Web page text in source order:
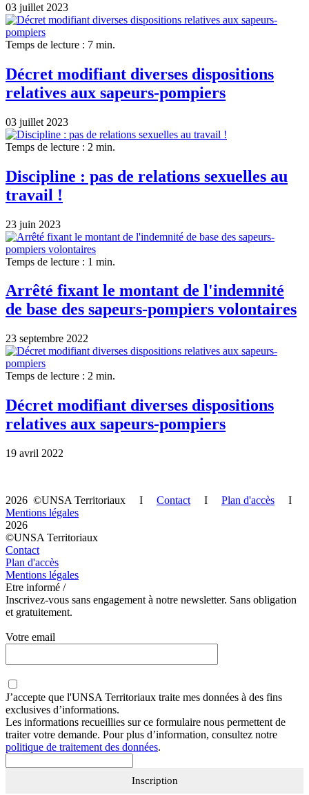
03 juillet 2023
Temps de lecture : 7 min.
Décret modifiant diverses dispositions
relatives aux sapeurs-pompiers
03 juillet 2023
Temps de lecture : 2 min.
Discipline : pas de relations sexuelles au
travail !
23 juin 2023
Temps de lecture : 1 min.
Arrêté fixant le montant de l'indemnité
de base des sapeurs-pompiers volontaires
23 septembre 2022
Temps de lecture : 2 min.
Décret modifiant diverses dispositions
relatives aux sapeurs-pompiers
19 avril 2022
2026 ©UNSA Territoriaux I Contact I Plan d'accès I
Mentions légales
2026
©UNSA Territoriaux
Contact
Plan d'accès
Mentions légales
Etre informé /
Inscrivez-vous sans engagement à notre newsletter. Sans obligation
et gratuitement.
Votre email
J’accepte que l'UNSA Territoriaux traite mes données à des fins
exclusives d’informations.
Les informations recueillies sur ce formulaire nous permettent de
traiter votre demande. Pour plus d’information, consultez notre
politique de traitement des données.
Inscription